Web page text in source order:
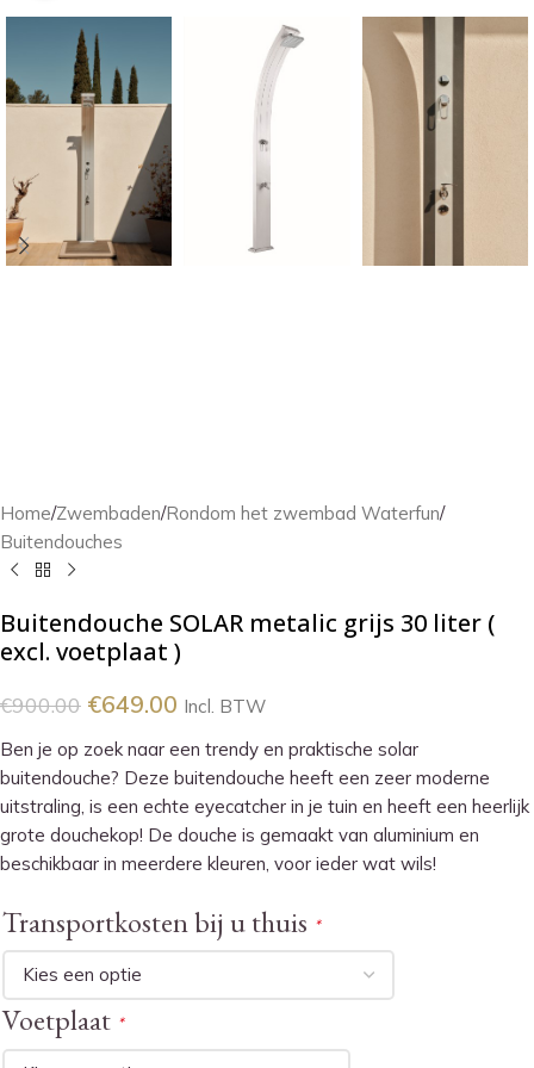
Home/Zwembaden/Rondom het zwembad Waterfun/
Buitendouches
Buitendouche SOLAR metalic grijs 30 liter (
excl. voetplaat )
€900.00 €649.00 Incl. BTW
Ben je op zoek naar een trendy en praktische solar
buitendouche? Deze buitendouche heeft een zeer moderne
uitstraling, is een echte eyecatcher in je tuin en heeft een heerlijk
grote douchekop! De douche is gemaakt van aluminium en
beschikbaar in meerdere kleuren, voor ieder wat wils!
Transportkosten bij u thuis *
Voetplaat *